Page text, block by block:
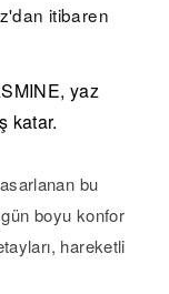
itibaren
yaz
katar.
bu
boyu konfor
hareketli